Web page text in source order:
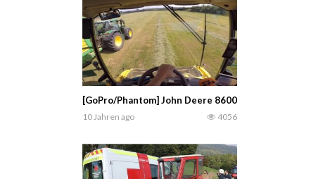
[GoPro/Phantom] John Deere 8600i 1.Schnitt || LU
10 Jahren ago 4056